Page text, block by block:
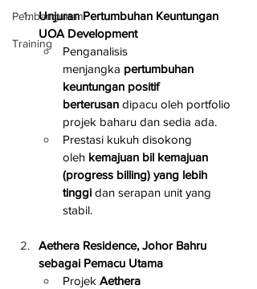
Pembangunan
Training
Unjuran Pertumbuhan Keuntungan
UOA Development
Penganalisis
menjangka pertumbuhan
keuntungan positif
berterusan dipacu oleh portfolio
projek baharu dan sedia ada.
Prestasi kukuh disokong
oleh kemajuan bil kemajuan
(progress billing) yang lebih
tinggi dan serapan unit yang
stabil.
Aethera Residence, Johor Bahru
sebagai Pemacu Utama
Projek Aethera